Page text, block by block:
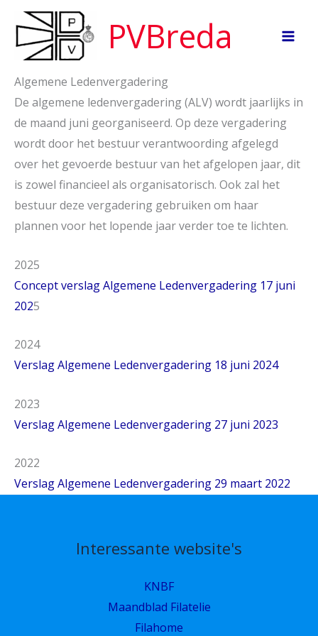
naar
PVBreda
Algemene Ledenvergadering
De algemene ledenvergadering (ALV) wordt jaarlijks in
de maand juni georganiseerd. Op deze vergadering
wordt door het bestuur verantwoording afgelegd
over het gevoerde bestuur van het afgelopen jaar, dit
is zowel financieel als organisatorisch. Ook zal het
bestuur deze vergadering gebruiken om haar
plannen voor het lopende jaar verder toe te lichten.
2025
Concept verslag Algemene Ledenvergadering 17 juni
2025
2024
Verslag Algemene Ledenvergadering 18 juni 2024
2023
Verslag Algemene Ledenvergadering 27 juni 2023
2022
Verslag Algemene Ledenvergadering 29 maart 2022
Interessante website's
KNBF
Maandblad Filatelie
Filahome